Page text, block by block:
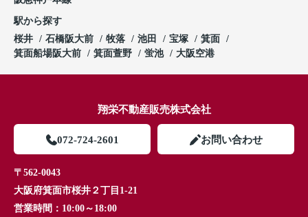
駅から探す
桜井
石橋阪大前 牧落 池田 宝塚
箕面
箕面船場阪大前
箕面萱野 蛍池 大阪空港
翔栄不動産販売株式会社
072-724-2601 お問い合わせ
〒562-0043
大阪府箕面市桜井２丁目1-21
営業時間： 10:00～18:00